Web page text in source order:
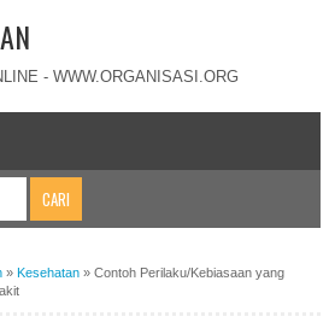
- WWW.ORGANISASI.ORG
» Kesehatan » Contoh Perilaku/Kebiasaan yang